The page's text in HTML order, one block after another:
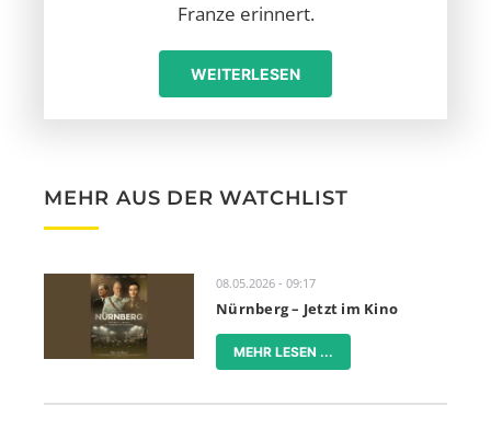
Franze erinnert.
WEITERLESEN
MEHR AUS DER WATCHLIST
08.05.2026 - 09:17
Nürnberg – Jetzt im Kino
MEHR LESEN ...